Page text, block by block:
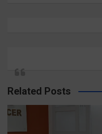
Related Posts